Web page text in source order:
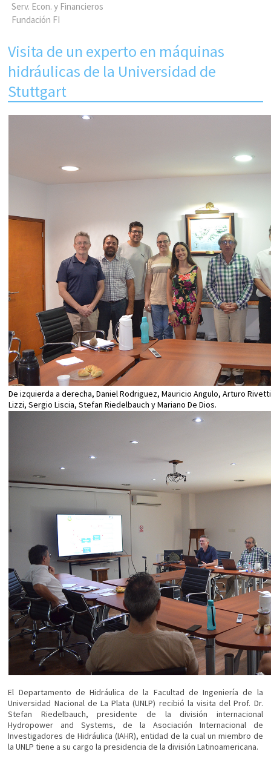
Serv. Econ. y Financieros
Fundación FI
Visita de un experto en máquinas
hidráulicas de la Universidad de
Stuttgart
De izquierda a derecha, Daniel Rodriguez, Mauricio Angulo, Arturo
Lizzi, Sergio Liscia, Stefan Riedelbauch y Mariano De Dios.
El Departamento de Hidráulica de la Facultad de Ingeniería de la
Universidad Nacional de La Plata (UNLP) recibió la visita del Prof. Dr.
Stefan Riedelbauch, presidente de la división internacional
Hydropower and Systems, de la Asociación Internacional de
Investigadores de Hidráulica (IAHR), entidad de la cual un miembro de
la UNLP tiene a su cargo la presidencia de la división Latinoamericana.